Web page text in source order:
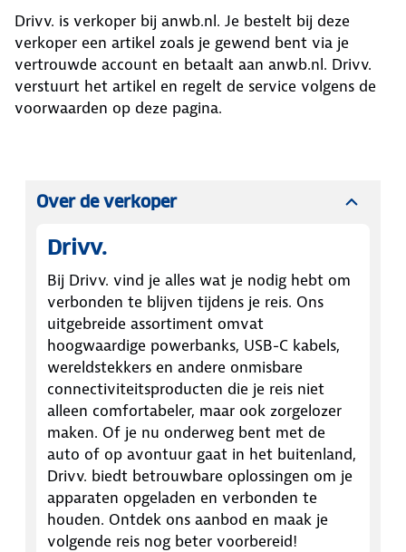
Drivv. is verkoper bij anwb.nl. Je bestelt bij deze
verkoper een artikel zoals je gewend bent via je
vertrouwde account en betaalt aan anwb.nl. Drivv.
verstuurt het artikel en regelt de service volgens de
voorwaarden op deze pagina.
Over de verkoper
Drivv.
Bij Drivv. vind je alles wat je nodig hebt om
verbonden te blijven tijdens je reis. Ons
uitgebreide assortiment omvat
hoogwaardige powerbanks, USB-C kabels,
wereldstekkers en andere onmisbare
connectiviteitsproducten die je reis niet
alleen comfortabeler, maar ook zorgelozer
maken. Of je nu onderweg bent met de
auto of op avontuur gaat in het buitenland,
Drivv. biedt betrouwbare oplossingen om je
apparaten opgeladen en verbonden te
houden. Ontdek ons aanbod en maak je
volgende reis nog beter voorbereid!